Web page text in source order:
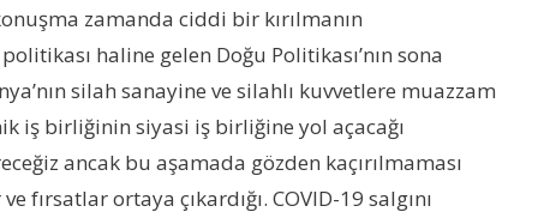
zamanda ciddi bir kırılmanın
haline gelen Doğu Politikası’nın sona
silah sanayine ve silahlı kuvvetlere muazzam
iş birliğinin siyasi iş birliğine yol açacağı
ancak bu aşamada gözden kaçırılmaması
ortaya çıkardığı. COVID-19 salgını